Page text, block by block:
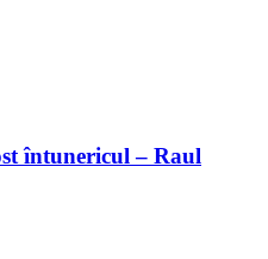
întunericul – Raul